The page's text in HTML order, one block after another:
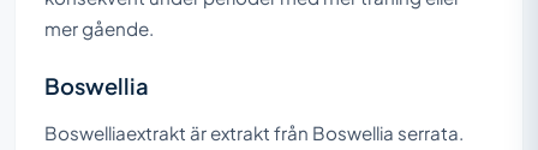
mer gående.
Boswellia
Boswelliaextrakt är extrakt från Boswellia serrata.